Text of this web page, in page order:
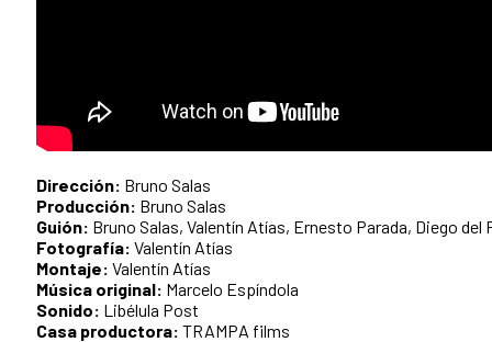
Dirección: Bruno Salas
Producción: Bruno Salas
Guión: Bruno Salas, Valentín Atías, Ernesto Parada, Diego del
Fotografía: Valentín Atías
Montaje: Valentín Atías
Música original: Marcelo Espíndola
Sonido: Libélula Post
Casa productora: TRAMPA films